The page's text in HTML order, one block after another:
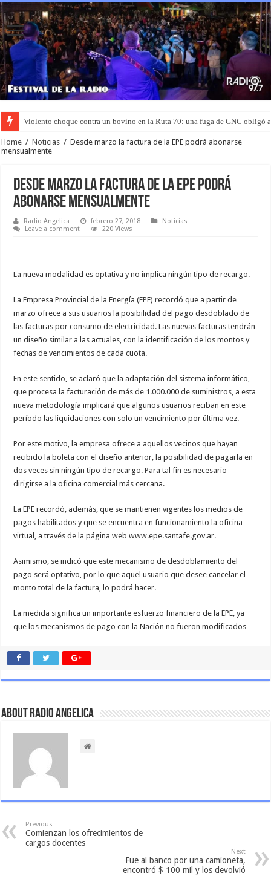
Violento choque contra un bovino en la Ruta 70: una fuga de GNC obligó
Home / Noticias / Desde marzo la factura de la EPE podrá abonarse
mensualmente
Desde marzo la factura de la EPE podrá
abonarse mensualmente
Radio Angelica febrero 27, 2018
Noticias
Leave a comment
220 Views
La nueva modalidad es optativa y no implica ningún tipo de recargo.
La Empresa Provincial de la Energía (EPE) recordó que a partir de
marzo ofrece a sus usuarios la posibilidad del pago desdoblado de
las facturas por consumo de electricidad. Las nuevas facturas tendrán
un diseño similar a las actuales, con la identificación de los montos y
fechas de vencimientos de cada cuota.
En este sentido, se aclaró que la adaptación del sistema informático,
que procesa la facturación de más de 1.000.000 de suministros, a esta
nueva metodología implicará que algunos usuarios reciban en este
período las liquidaciones con solo un vencimiento por última vez.
Por este motivo, la empresa ofrece a aquellos vecinos que hayan
recibido la boleta con el diseño anterior, la posibilidad de pagarla en
dos veces sin ningún tipo de recargo. Para tal fin es necesario
dirigirse a la oficina comercial más cercana.
La EPE recordó, además, que se mantienen vigentes los medios de
pagos habilitados y que se encuentra en funcionamiento la oficina
virtual, a través de la página web www.epe.santafe.gov.ar.
Asimismo, se indicó que este mecanismo de desdoblamiento del
pago será optativo, por lo que aquel usuario que desee cancelar el
monto total de la factura, lo podrá hacer.
La medida significa un importante esfuerzo financiero de la EPE, ya
que los mecanismos de pago con la Nación no fueron modificados
About Radio Angelica
Previous
Comienzan los ofrecimientos de
cargos docentes
Next
Fue al banco por una camioneta,
encontró $ 100 mil y los devolvió